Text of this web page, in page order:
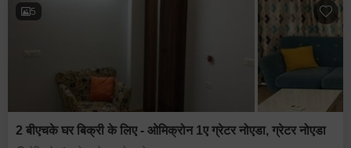
5
2 बीएचके घर बिक्री के लिए - ओमिक्रोन 1ए ग्रेटर नोएडा, ग्रेटर नोएडा